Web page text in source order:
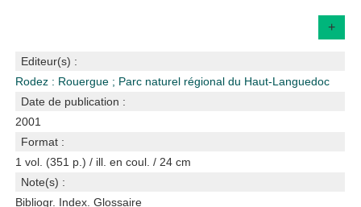
+
Editeur(s) :
Rodez : Rouergue ; Parc naturel régional du Haut-Languedoc
Date de publication :
2001
Format :
1 vol. (351 p.) / ill. en coul. / 24 cm
Note(s) :
Bibliogr. Index. Glossaire